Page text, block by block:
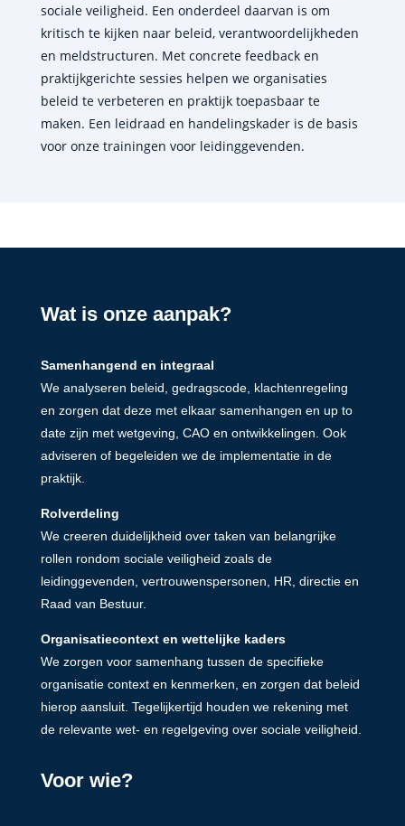
sociale veiligheid. Een onderdeel daarvan is om
kritisch te kijken naar beleid, verantwoordelijkheden
en meldstructuren. Met concrete feedback en
praktijkgerichte sessies helpen we organisaties
beleid te verbeteren en praktijk toepasbaar te
maken. Een leidraad en handelingskader is de basis
voor onze trainingen voor leidinggevenden.
Wat is onze aanpak?
Samenhangend en integraal
We analyseren beleid, gedragscode, klachtenregeling
en zorgen dat deze met elkaar samenhangen en up to
date zijn met wetgeving, CAO en ontwikkelingen. Ook
adviseren of begeleiden we de implementatie in de
praktijk.
Rolverdeling
We creeren duidelijkheid over taken van belangrijke
rollen rondom sociale veiligheid zoals de
leidinggevenden, vertrouwenspersonen, HR, directie en
Raad van Bestuur.
Organisatiecontext en wettelijke kaders
We zorgen voor samenhang tussen de specifieke
organisatie context en kenmerken, en zorgen dat beleid
hierop aansluit. Tegelijkertijd houden we rekening met
de relevante wet- en regelgeving over sociale veiligheid.
Voor wie?